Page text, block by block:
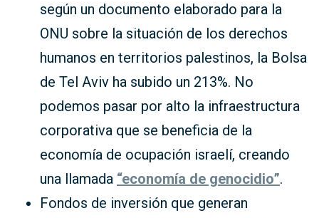
según un documento elaborado para la
ONU sobre la situación de los derechos
humanos en territorios palestinos, la Bolsa
de Tel Aviv ha subido un 213%. No
podemos pasar por alto la infraestructura
corporativa que se beneficia de la
economía de ocupación israelí, creando
una llamada “economía de genocidio”.
Fondos de inversión que generan